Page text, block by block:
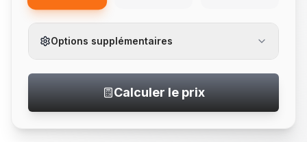
Options supplémentaires
Calculer le prix